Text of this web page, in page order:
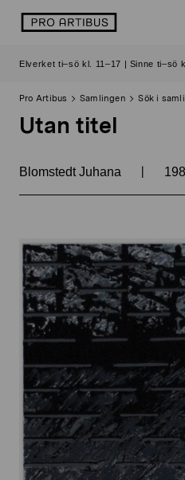
logo
Elverket ti–sö kl. 11–17 | Sinne ti–sö
Pro Artibus Samlingen Sök i
Utan titel
Blomstedt Juhana |